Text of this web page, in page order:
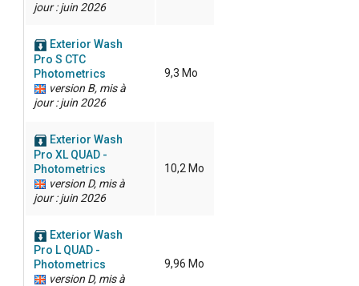
jour : juin 2026
Exterior Wash
Pro S CTC
Photometrics
version B, mis à
jour : juin 2026
9,3 Mo
Exterior Wash
Pro XL QUAD -
Photometrics
version D, mis à
jour : juin 2026
10,2 Mo
Exterior Wash
Pro L QUAD -
Photometrics
version D, mis à
9,96 Mo